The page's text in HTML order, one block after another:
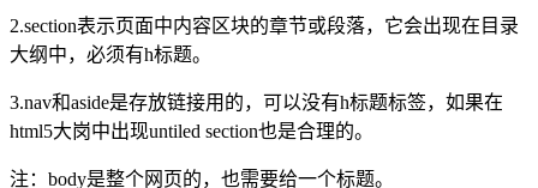
2.section表示页面中内容区块的章节或段落，它会出现在目录
大纲中，必须有h标题。
3.nav和aside是存放链接用的，可以没有h标题标签，如果在
html5大岗中出现untiled section也是合理的。
注：body是整个网页的，也需要给一个标题。